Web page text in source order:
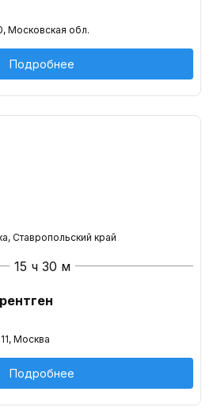
Московская обл.
Подробнее
Ставропольский край
15 ч 30 м
Москва
Подробнее